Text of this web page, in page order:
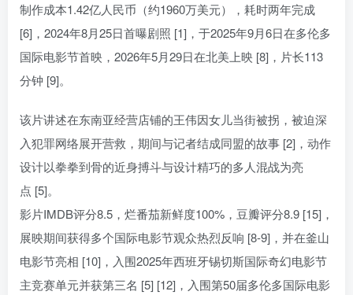
制作成本1.42亿人民币（约1960万美元），耗时两年完成
[6]，2024年8月25日首曝剧照 [1]，于2025年9月6日在多伦多
国际电影节首映，2026年5月29日在北美上映 [8]，片长113
分钟 [9]。
该片讲述在东南亚经营店铺的王伟因女儿当街被拐，被迫深
入犯罪网络展开营救，期间与记者结成同盟的故事 [2]，动作
设计以拳拳到骨的近身搏斗与设计精巧的多人混战为亮
点 [5]。
影片IMDB评分8.5，烂番茄新鲜度100%，豆瓣评分8.9 [15]，
展映期间获得多个国际电影节观众热烈反响 [8-9]，并在釜山
电影节亮相 [10]，入围2025年西班牙锡切斯国际奇幻电影节
主竞赛单元并获第三名 [5] [12]，入围第50届多伦多国际电影